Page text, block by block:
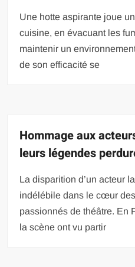
Une hotte aspirante joue
cuisine, en évacuant les
maintenir un
de son efficacité se
Hommage aux
leurs légendes
La disparition d’un acteur
indélébile dans le cœur
passionnés de théâtre. En
la scène ont vu partir